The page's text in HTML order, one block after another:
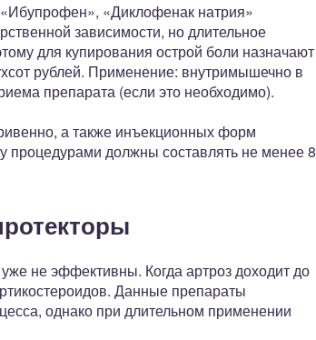
«Диклофенак натрия»
зависимости, но длительное
для купирования острой боли назначают
рублей. Применение: внутримышечно в
препарата (если это необходимо).
а также инъекционных форм
должны составлять не менее 8
не эффективны. Когда артроз доходит до
Данные препараты
однако при длительном применении